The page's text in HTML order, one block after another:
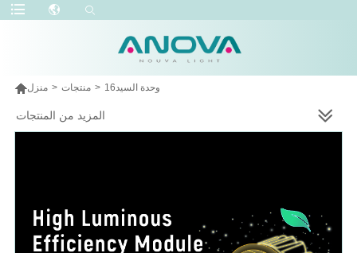
منزل > منتجات > وحدة السيد16
المزيد من المنتجات